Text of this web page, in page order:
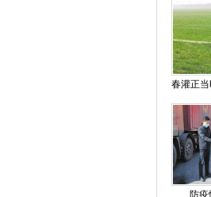
防疫